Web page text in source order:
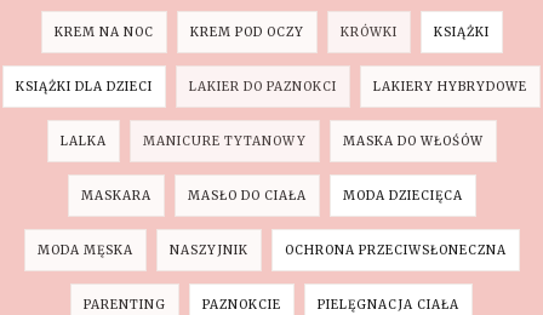
KREM NA NOC KREM POD OCZY KRÓWKI KSIĄŻKI
KSIĄŻKI DLA DZIECI LAKIER DO PAZNOKCI LAKIERY HYBRYDOWE
LALKA MANICURE TYTANOWY MASKA DO WŁOŚÓW
MASKARA MASŁO DO CIAŁA MODA DZIECIĘCA
MODA MĘSKA NASZYJNIK OCHRONA PRZECIWSŁONECZNA
PARENTING PAZNOKCIE PIELĘGNACJA CIAŁA